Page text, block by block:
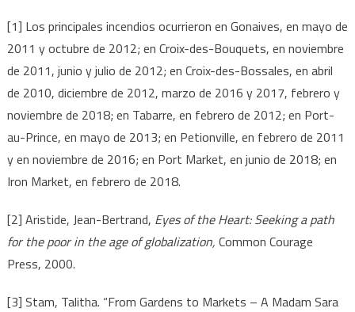
[1] Los principales incendios ocurrieron en Gonaives, en mayo de
2011 y octubre de 2012; en Croix-des-Bouquets, en noviembre
de 2011, junio y julio de 2012; en Croix-des-Bossales, en abril
de 2010, diciembre de 2012, marzo de 2016 y 2017, febrero y
noviembre de 2018; en Tabarre, en febrero de 2012; en Port-
au-Prince, en mayo de 2013; en Petionville, en febrero de 2011
y en noviembre de 2016; en Port Market, en junio de 2018; en
Iron Market, en febrero de 2018.
[2] Aristide, Jean-Bertrand, Eyes of the Heart: Seeking a path
for the poor in the age of globalization, Common Courage
Press, 2000.
[3] Stam, Talitha. “From Gardens to Markets – A Madam Sara